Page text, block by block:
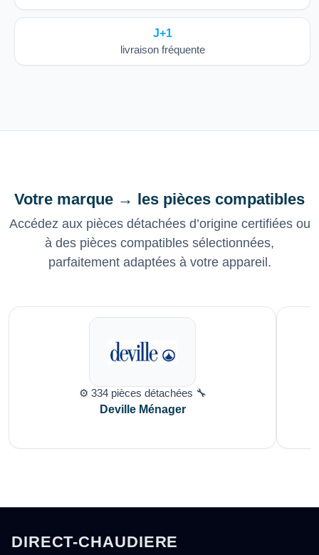
J+1
livraison fréquente
Votre marque → les pièces compatibles
Accédez aux pièces détachées d’origine certifiées ou
à des pièces compatibles sélectionnées,
parfaitement adaptées à votre appareil.
⚙️ 334 pièces détachées 🔧
Deville Ménager
DIRECT-CHAUDIERE